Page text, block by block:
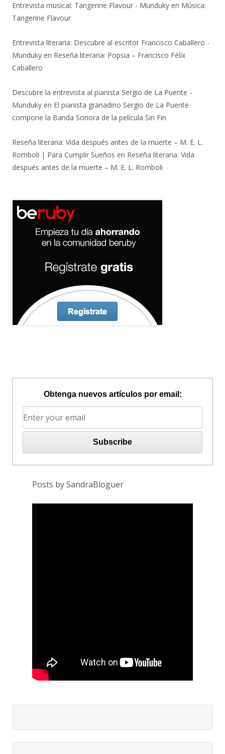
Entrevista musical: Tangerine Flavour - Munduky en Música:
Tangerine Flavour
Entrevista literaria: Descubre al escritor Francisco Caballero -
Munduky en Reseña literaria: Popsia – Francisco Félix
Caballero
Descubre la entrevista al pianista Sergio de La Puente -
Munduky en El pianista granadino Sergio de La Puente
compone la Banda Sonora de la película Sin Fin
Reseña literaria: Vida después antes de la muerte – M. E. L.
Romboli | Para Cumplir Sueños en Reseña literaria: Vida
después antes de la muerte – M. E. L. Romboli
Obtenga nuevos artículos por email:
Posts by SandraBloguer